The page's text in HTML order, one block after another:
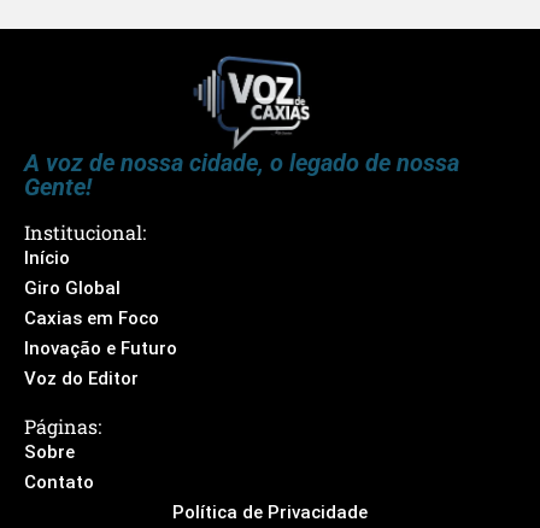
A voz de nossa cidade, o legado de nossa
Gente!
Institucional:
Início
Giro Global
Caxias em Foco
Inovação e Futuro
Voz do Editor
Páginas:
Sobre
Contato
Política de Privacidade